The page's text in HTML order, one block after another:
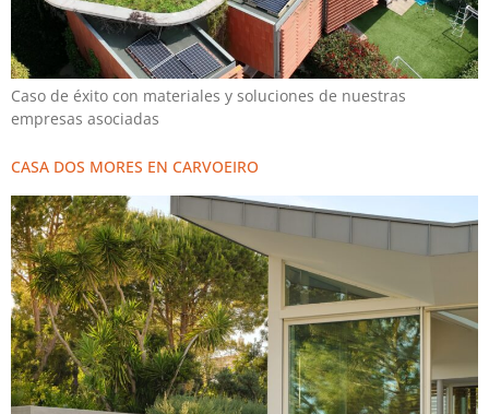
Caso de éxito con materiales y soluciones de nuestras
empresas asociadas
CASA DOS MORES EN CARVOEIRO